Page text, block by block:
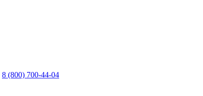
8 (800) 700-44-04